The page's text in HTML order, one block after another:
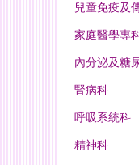
兒童免疫及
家庭醫學專
內分泌及糖
腎病科
呼吸系統科
精神科